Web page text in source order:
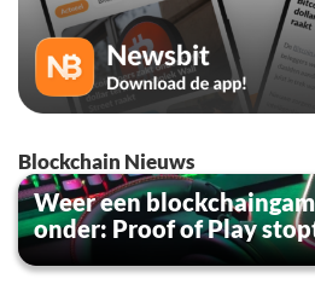
Blockchain Nieuws
Weer een
onder: Proof of Play